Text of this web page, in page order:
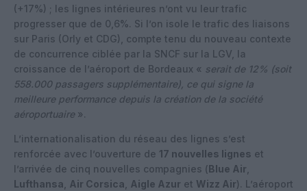
(+17%) ; les lignes intérieures n’ont vu leur trafic
progresser que de 0,6%. Si l’on isole le trafic des liaisons
sur Paris (Orly et CDG), compte tenu du nouveau contexte
de concurrence ciblée par la SNCF sur la LGV, la
croissance de l’aéroport de Bordeaux « serait de 12% (soit
558.000 passagers supplémentaire), ce qui signe la
meilleure performance depuis la création de la société
aéroportuaire ».
L’internationalisation du réseau des lignes s’est
renforcée avec l’ouverture de 17 nouvelles lignes et
l’arrivée de cinq nouvelles compagnies (Blue Air
Lufthansa
Air Corsica Aigle Azur et Wizz Air). L’aéroport